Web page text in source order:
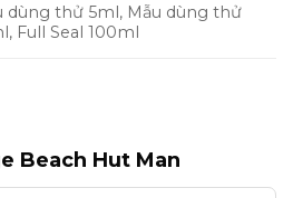
dùng thử 5ml, Mẫu dùng thử
Full Seal 100ml
Beach Hut Man